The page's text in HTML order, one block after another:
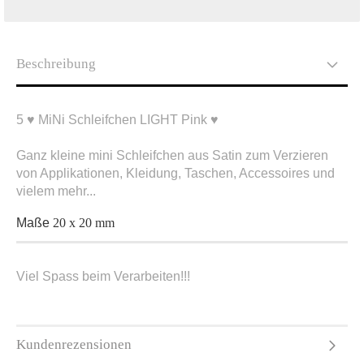
Beschreibung
5 ♥ MiNi Schleifchen LIGHT Pink ♥
Ganz kleine mini Schleifchen aus Satin zum Verzieren
von Applikationen, Kleidung, Taschen, Accessoires und
vielem mehr...
Maße 20 x 20 mm
Viel Spass beim Verarbeiten!!!
Kundenrezensionen